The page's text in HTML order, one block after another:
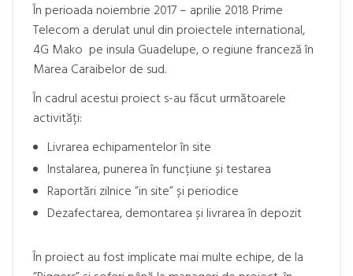
În perioada noiembrie 2017 – aprilie 2018 Prime
Telecom a derulat unul din proiectele international,
4G Mako pe insula Guadelupe, o regiune franceză în
Marea Caraibelor de sud.
În cadrul acestui proiect s-au făcut următoarele
activități:
Livrarea echipamentelor în site
Instalarea, punerea în funcțiune și testarea
Raportări zilnice ”in site” și periodice
Dezafectarea, demontarea și livrarea în depozit
În proiect au fost implicate mai multe echipe, de la